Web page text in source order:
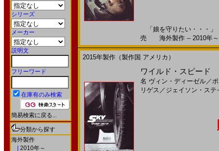
シリーズ
メーカー
説明文
フリーワード
在庫有のみ検索
簡易検索に戻る...
分類から探す
海外製作
2010年～
「娘を守りたい・・・」
売 海外製作 -- 2010年～
2015年製作（製作国 アメリカ）
ワイルド・スピード
名 ヴィン・ディーゼル／
リゲス ／ ジェイソン・ステ